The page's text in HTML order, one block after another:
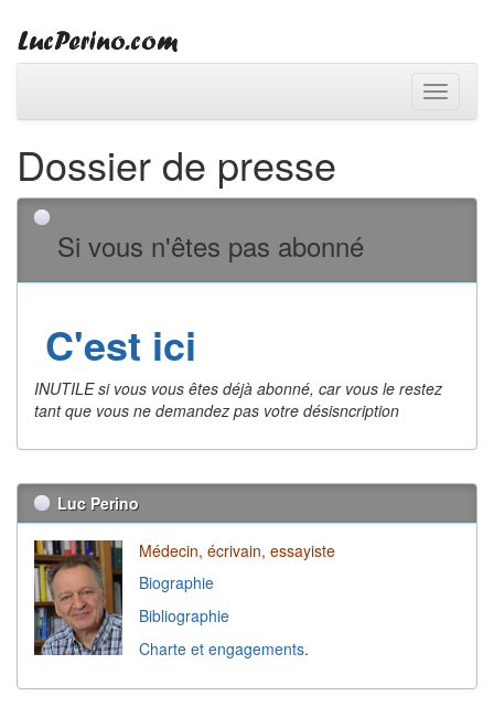
Toggle
Dossier de presse
Si vous n'êtes pas abonné
C'est ici
INUTILE si vous vous êtes déjà abonné, car vous le restez
tant que vous ne demandez pas votre désisncription
Luc Perino
Médecin, écrivain, essayiste
Biographie
Bibliographie
Charte et engagements.